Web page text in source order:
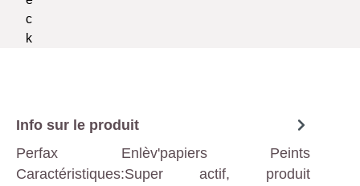
Info sur le produit
Perfax Enlèv'papiers Peints
Caractéristiques:Super actif, produit